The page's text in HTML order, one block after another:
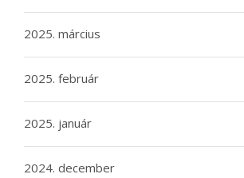
2025. március
2025. február
2025. január
2024. december